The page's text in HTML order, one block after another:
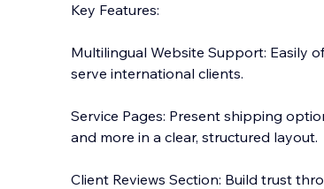
Key Features:
Multilingual Website Support: Easily
serve international clients.
Service Pages: Present shipping
and more in a clear, structured layout.
Client Reviews Section: Build trust